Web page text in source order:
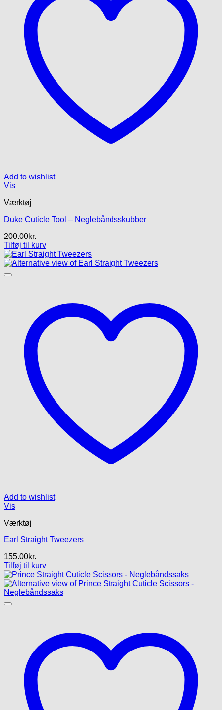
Add to wishlist
Vis
Værktøj
Duke Cuticle Tool – Neglebåndsskubber
200.00kr.
Tilføj til kurv
Add to wishlist
Vis
Værktøj
Earl Straight Tweezers
155.00kr.
Tilføj til kurv